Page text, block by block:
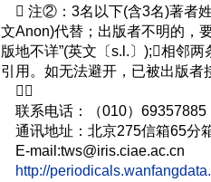
 注②：3名以下(含3名)著者姓
文Anon)代替；出版者不明的，
版地不详”(英文〔s.l.〕);相邻
引用。如无法避开，已被出版者

联系电话：（010）69357885
通讯地址：北京275信箱65分
E-mail:tws@iris.ciae.ac.cn
http://